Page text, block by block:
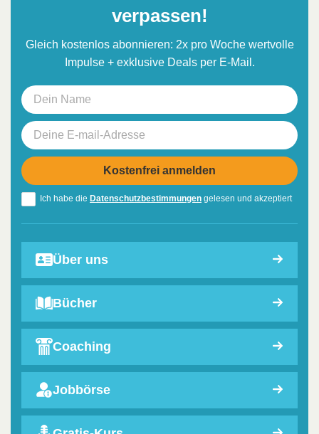
verpassen!
Gleich kostenlos abonnieren: 2x pro Woche wertvolle
Impulse + exklusive Deals per E-Mail.
Ich habe die Datenschutzbestimmungen gelesen und akzeptiert
Über uns
Bücher
Coaching
Jobbörse